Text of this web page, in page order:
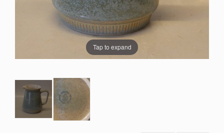
Tap to expand